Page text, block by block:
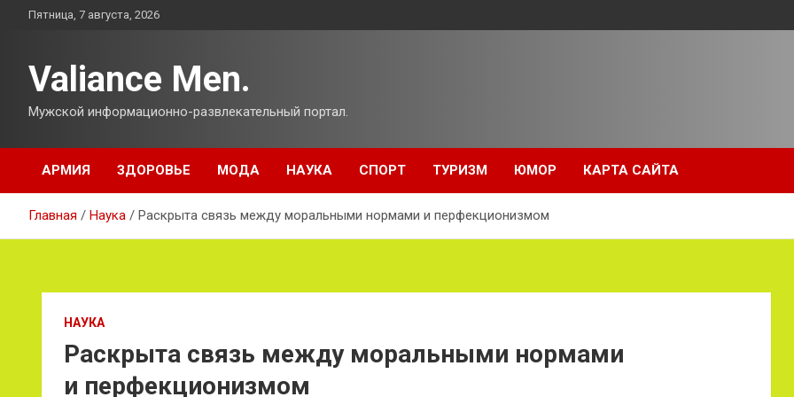
ПерейтиПятница, 7 августа, 2026
Valiance Men.
Мужской информационно-развлекательный портал.
АРМИЯ ЗДОРОВЬЕ МОДА НАУКА СПОРТ ТУРИЗМ ЮМОР КАРТА САЙТА
Главная Наука Раскрыта связь между моральными нормами и перфекционизмом
НАУКА
Раскрыта связь между моральными нормами
и перфекционизмом